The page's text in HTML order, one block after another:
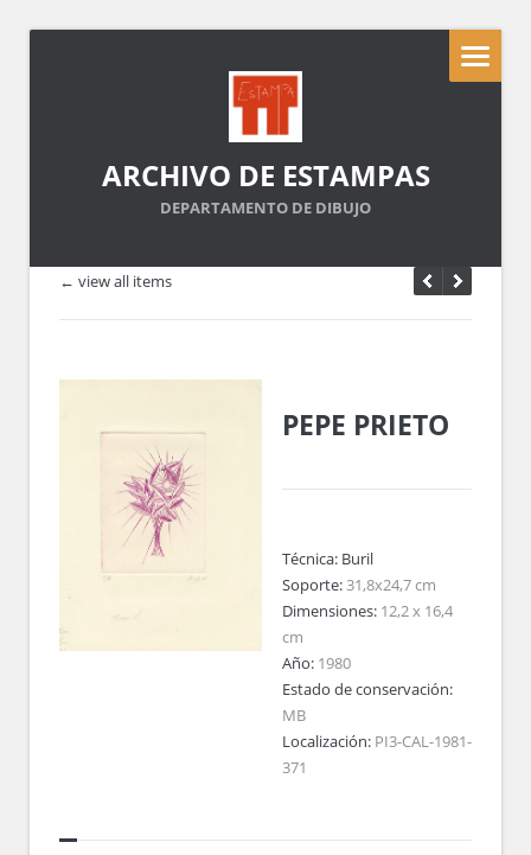
ARCHIVO DE ESTAMPAS
DEPARTAMENTO DE DIBUJO
← view all items
PEPE PRIETO
Técnica: Buril
Soporte:31,8x24,7 cm
Dimensiones: 12,2 x 16,4
cm
Año: 1980
Estado de conservación:
MB
Localización: PI3-CAL-1981-
371